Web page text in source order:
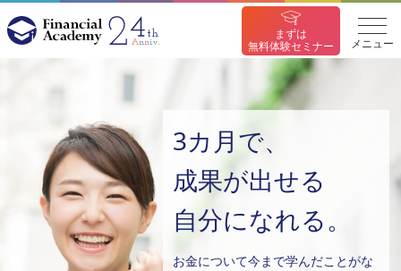
まずは
無料体験セミナー
メニュー
3カ月で、
成果が出せる
自分になれる。
お金について今まで学んだことがな